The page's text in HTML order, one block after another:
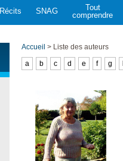
Récits SNAG
Tout
comprendre
Accueil > Liste des auteurs
a
b c d e f g